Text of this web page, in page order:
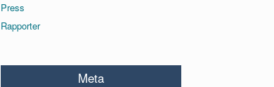
Press
Rapporter
Meta